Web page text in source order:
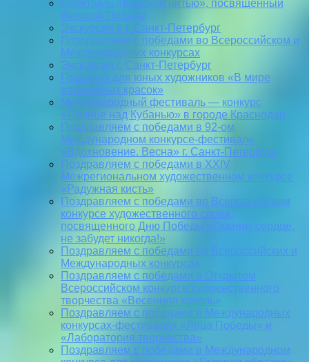
Спектакль «Красной нитью», посвящённый
Великой Победе
Экскурсия в г. Санкт-Петербург
Поздравляем с победами во Всероссийском и
Международных конкурсах
Экскурсия г. Санкт-Петербург
Праздник для юных художников «В мире
волшебных красок»
Международный фестиваль — конкурс
«Солнце над Кубанью» в городе Краснодар
Поздравляем с победами в 92-ом
Международном конкурсе-фестивале
«Вдохновение. Весна» г. Санкт-Петербург
Поздравляем с победами в XXIV
Межрегиональном художественном конкурсе
«Радужная кисть»
Поздравляем с победами во Всероссийском
конкурсе художественного слова,
посвященного Дню Победы «Помнит сердце,
не забудет никогда!»
Поздравляем с победами во Всероссийских и
Международных конкурсах
Поздравляем с победами в Открытом
Всероссийском конкурсе художественного
творчества «Весенняя капель»
Поздравляем с победами в Международных
конкурсах-фестивалях «Лица Победы» и
«Лаборатория творчества»
Поздравляем с победами в Международном